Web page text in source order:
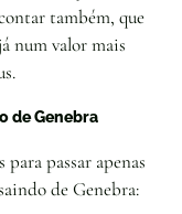
também, que
num valor mais
de Genebra
para passar apenas
de Genebra: